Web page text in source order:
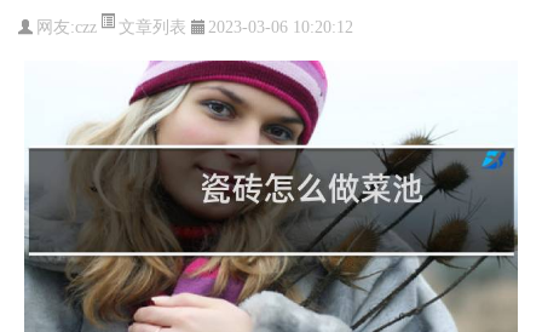
网友:czz 文章列表 2023-03-06 10:20:12